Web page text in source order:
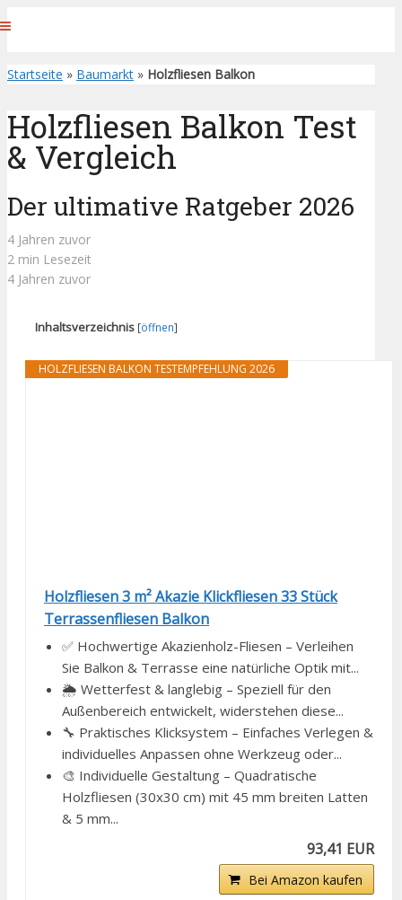
Startseite » Baumarkt » Holzfliesen Balkon
Holzfliesen Balkon Test
& Vergleich
Der ultimative Ratgeber 2026
4 Jahren zuvor
2 min Lesezeit
4 Jahren zuvor
Inhaltsverzeichnis [öffnen]
HOLZFLIESEN BALKON TESTEMPFEHLUNG 2026
Holzfliesen 3 m² Akazie Klickfliesen 33 Stück
Terrassenfliesen Balkon
✅ Hochwertige Akazienholz-Fliesen – Verleihen
Sie Balkon & Terrasse eine natürliche Optik mit...
🌦 Wetterfest & langlebig – Speziell für den
Außenbereich entwickelt, widerstehen diese...
🔧 Praktisches Klicksystem – Einfaches Verlegen &
individuelles Anpassen ohne Werkzeug oder...
🎨 Individuelle Gestaltung – Quadratische
Holzfliesen (30x30 cm) mit 45 mm breiten Latten
& 5 mm...
93,41 EUR
Bei Amazon kaufen